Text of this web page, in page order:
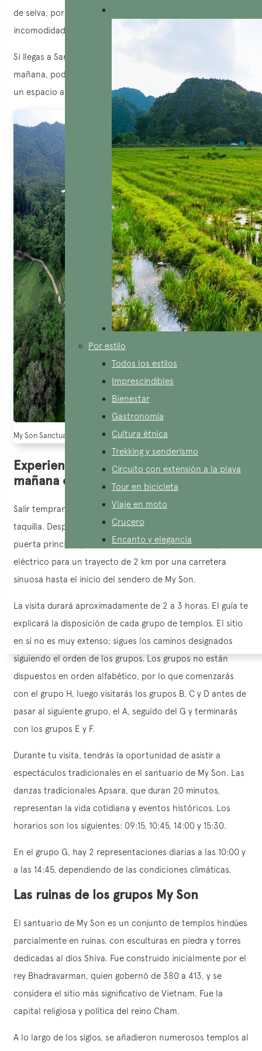
Por estilo
Todos los estilos
Imprescindibles
Bienestar
Gastronomía
Cultura étnica
Trekking y senderismo
Circuito con extensión a la playa
Tour en bicicleta
Viaje en moto
Crucero
Encanto y elegancia
de selva, por lo que puede hacer calor, humedad e
incomodidad. La segunda razón es la cantidad de turistas.
Si llegas a Santuario de My Son después de las 9:00 de la
mañana, podrías tener que hacer cola y visitar el sitio en
un espacio abarrotado.
My Son Sanctuary es el sitio sagrado del hinduismo en el Reino Champa
Experiencia de tour temprano en la
mañana en My Son Sanctuary
Salir temprano y llegar a tiempo te evitará las filas en la
taquilla. Después de comprar tus boletos, ingresarás por la
puerta principal y abordarás los vehículos de transporte
eléctrico para un trayecto de 2 km por una carretera
sinuosa hasta el inicio del sendero de My Son.
La visita durará aproximadamente de 2 a 3 horas. El guía te
explicará la disposición de cada grupo de templos. El sitio
en sí no es muy extenso; sigues los caminos designados
siguiendo el orden de los grupos. Los grupos no están
dispuestos en orden alfabético, por lo que comenzarás
con el grupo H, luego visitarás los grupos B, C y D antes de
pasar al siguiente grupo, el A, seguido del G y terminarás
con los grupos E y F.
Durante tu visita, tendrás la oportunidad de asistir a
espectáculos tradicionales en el santuario de My Son. Las
danzas tradicionales Apsara, que duran 20 minutos,
representan la vida cotidiana y eventos históricos. Los
horarios son los siguientes: 09:15, 10:45, 14:00 y 15:30.
En el grupo G, hay 2 representaciones diarias a las 10:00 y
a las 14:45, dependiendo de las condiciones climáticas.
Las ruinas de los grupos My Son
El santuario de My Son es un conjunto de templos hindúes
parcialmente en ruinas, con esculturas en piedra y torres
dedicadas al dios Shiva. Fue construido inicialmente por el
rey Bhadravarman, quien gobernó de 380 a 413, y se
considera el sitio más significativo de Vietnam. Fue la
capital religiosa y política del reino Cham.
A lo largo de los siglos, se añadieron numerosos templos al